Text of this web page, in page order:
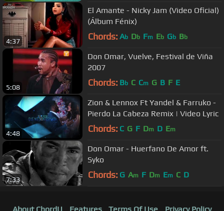
4:37
El Amante - Nicky Jam (Video Oficial)
(Álbum Fénix)
Chords: Ab Db Fm Eb Gb Bb
5:08
Don Omar, Vuelve, Festival de Viña
2007
Chords: Bb C Cm G B F E
4:48
Zion & Lennox Ft Yandel & Farruko -
Pierdo La Cabeza Remix | Video Lyric
Chords: C G F Dm D Em
7:33
Don Omar - Huerfano De Amor ft.
Syko
Chords: G Am F Dm Em C D